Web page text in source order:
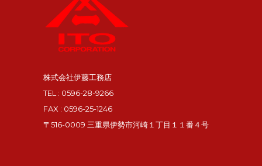
株式会社伊藤工務店
TEL : 0596-28-9266
FAX : 0596-25-1246
〒516-0009 三重県伊勢市河崎１丁目１１番４号